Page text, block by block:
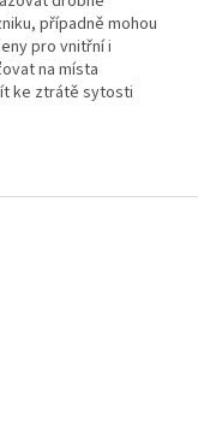
případně mohou
pro vnitřní i
na místa
ke ztrátě sytosti